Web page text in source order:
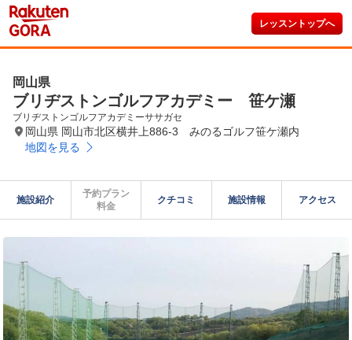
レッスントップへ
岡山県
ブリヂストンゴルフアカデミー 笹ケ瀬
ブリヂストンゴルフアカデミーササガセ
岡山県 岡山市北区横井上886-3 みのるゴルフ笹ケ瀬内
地図を見る
施設紹介
予約プラン
料金
クチコミ 施設情報 アクセス